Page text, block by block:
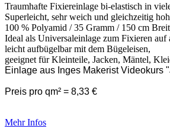
Traumhafte Fixiereinlage bi-elastisch in
Superleicht, sehr weich und gleichzeitig
100 % Polyamid / 35 Gramm / 150 cm Breit
Ideal als Universaleinlage zum Fixieren auf
leicht aufbügelbar mit dem Bügeleisen,
geeignet für Kleinteile, Jacken, Mäntel,
Einlage aus Inges Makerist Videokurs
Preis pro qm² = 8,33 €
Mehr Infos